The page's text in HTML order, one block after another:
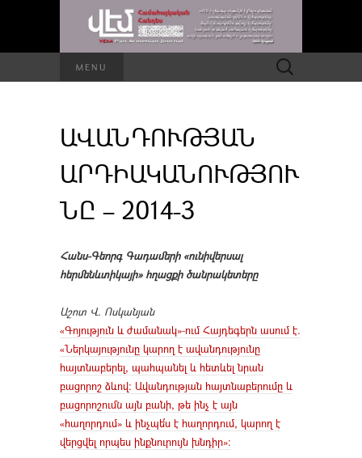
MENU Որոնել՝
ԱՎԱՆԴՈՒԹՅԱՆ
ԱՐԴԻԱԿԱՆՈՒԹՅՈՒ
ՆԸ – 2014-3
Հանս-Գեորգ Գադամերի «ունիվերսալ
հերմենևտիկայի» հղացքի ծանրակետերը
Աշոտ Վ. Ոսկանյան
«Գոյություն և ժամանակ»-ում Հայդեգերն ասում է.
«Ներկայությունը կարող է ավանդությունը
հայտնաբերել, պահպանել և հետևել նրան
բացորոշ ձևով: Ավանդության հայտնաբերումը և
բացորոշումն այն բանի, թե ինչ է այն
«հաղորդում» և ինչպե՛ս է հաղորդում, կարող է
վերցվել որպես ինքնուրույն խնդիր»: